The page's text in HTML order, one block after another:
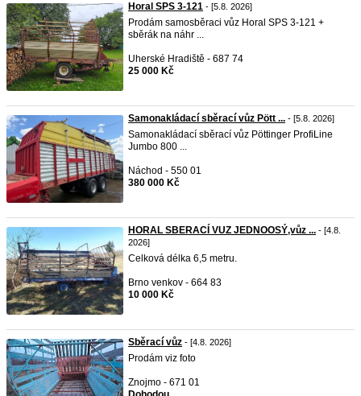
Horal SPS 3-121 - [5.8. 2026]
Prodám samosběraci vůz Horal SPS 3-121 +
sběrák na náhr ...
Uherské Hradiště - 687 74
25 000 Kč
Samonakládací sběrací vůz Pött ... - [5.8. 2026]
Samonakládací sběrací vůz Pöttinger ProfiLine
Jumbo 800 ...
Náchod - 550 01
380 000 Kč
HORAL SBERACÍ VUZ JEDNOOSÝ,vůz ... - [4.8.
2026]
Celková délka 6,5 metru.
Brno venkov - 664 83
10 000 Kč
Sběrací vůz - [4.8. 2026]
Prodám viz foto
Znojmo - 671 01